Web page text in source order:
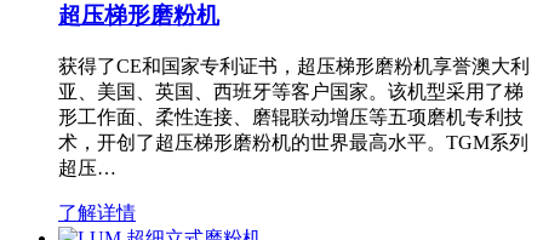
超压梯形磨粉机
获得了CE和国家专利证书，超压梯形磨粉机享誉澳大利
亚、美国、英国、西班牙等客户国家。该机型采用了梯
形工作面、柔性连接、磨辊联动增压等五项磨机专利技
术，开创了超压梯形磨粉机的世界最高水平。TGM系列
超压…
了解详情